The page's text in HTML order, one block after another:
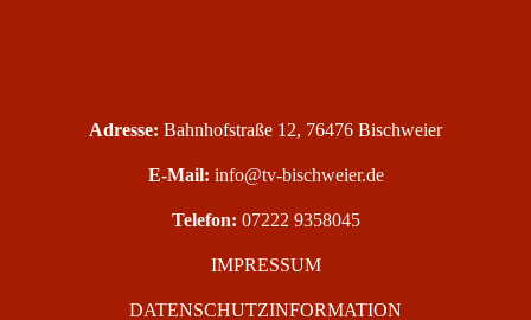
Adresse: Bahnhofstraße 12, 76476 Bischweier
E-Mail: info@tv-bischweier.de
Telefon: 07222 9358045
IMPRESSUM
DATENSCHUTZINFORMATION